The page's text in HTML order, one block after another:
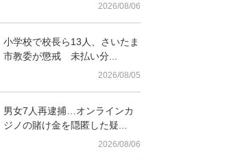
2026/08/06
小学校で校長ら13人、さいたま
市教委が懲戒 未払い分...
2026/08/05
男女7人再逮捕…オンラインカ
ジノの賭け金を隠匿した疑...
2026/08/06